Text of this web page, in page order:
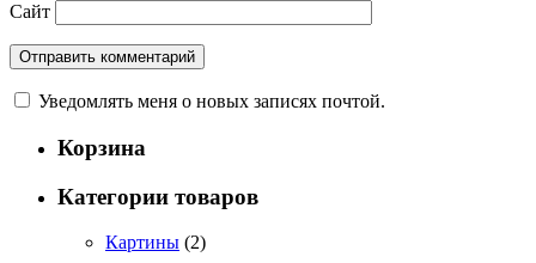
Сайт
Уведомлять меня о новых записях почтой.
Корзина
Категории товаров
Картины (2)